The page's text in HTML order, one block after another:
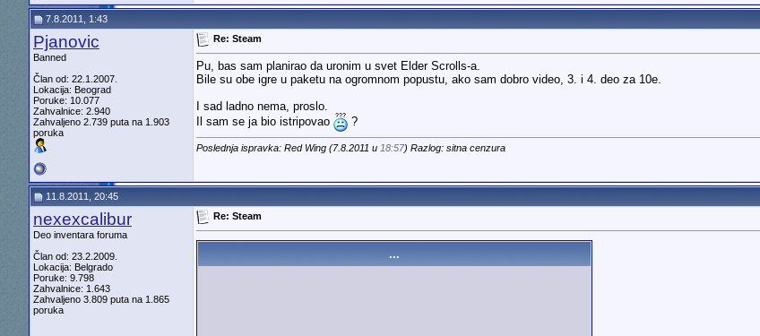
7.8.2011, 1:43
Pjanovic
Banned
Član od: 22.1.2007.
Lokacija: Beograd
Poruke: 10.077
Zahvalnice: 2.940
Zahvaljeno 2.739 puta na 1.903
poruka
Re: Steam
Pu, bas sam planirao da uronim u svet Elder Scrolls-a.
Bile su obe igre u paketu na ogromnom popustu, ako sam dobro video, 3. i 4. deo za 10e.
I sad ladno nema, proslo.
Il sam se ja bio istripovao
?
Poslednja ispravka: Red Wing (7.8.2011 u 18:57) Razlog: sitna cenzura
11.8.2011, 20:45
nexexcalibur
Deo inventara foruma
Član od: 23.2.2009.
Lokacija: Belgrado
Poruke: 9.798
Zahvalnice: 1.643
Zahvaljeno 3.809 puta na 1.865
poruka
Re: Steam
...